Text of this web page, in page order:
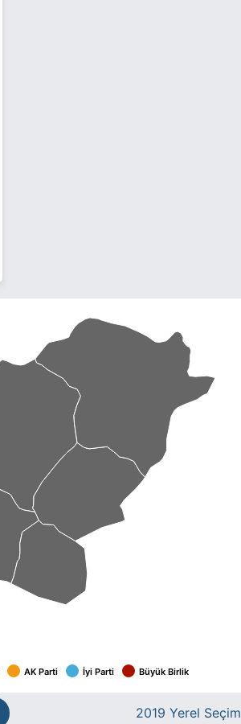
AK Parti İyi Parti Büyük Birlik
2019 Yerel Seçim